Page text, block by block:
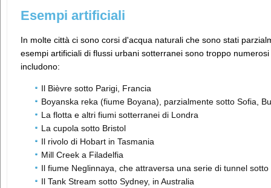
Esempi artificiali
In molte città ci sono corsi d'acqua naturali che sono stati
esempi artificiali di flussi urbani sotterranei sono troppo
includono:
Il Bièvre sotto Parigi, Francia
Boyanska reka (fiume Boyana), parzialmente sotto Sofia,
La flotta e altri fiumi sotterranei di Londra
La cupola sotto Bristol
Il rivolo di Hobart in Tasmania
Mill Creek a Filadelfia
Il fiume Neglinnaya, che attraversa una serie di tunnel
Il Tank Stream sotto Sydney, in Australia